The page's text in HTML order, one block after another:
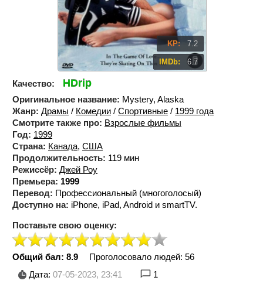
KP: 7.2
IMDb: 6.7
Качество: HDrip
Оригинальное название: Mystery, Alaska
Жанр: Драмы / Комедии / Спортивные / 1999 года
Смотрите также про: Взрослые фильмы
Год: 1999
Страна: Канада, США
Продолжительность: 119 мин
Режиссёр: Джей Роу
Премьера: 1999
Перевод: Профессиональный (многоголосый)
Доступно на: iPhone, iPad, Android и smartTV.
Поставьте свою оценку:
Общий бал: 8.9 Проголосовало людей: 56
Дата: 07-05-2023, 23:41 1